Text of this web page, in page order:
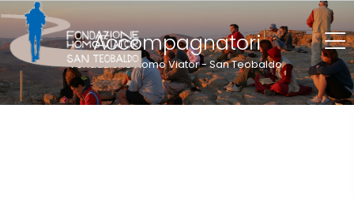
Accompagnatori
Fondazione Homo Viator - San Teobaldo